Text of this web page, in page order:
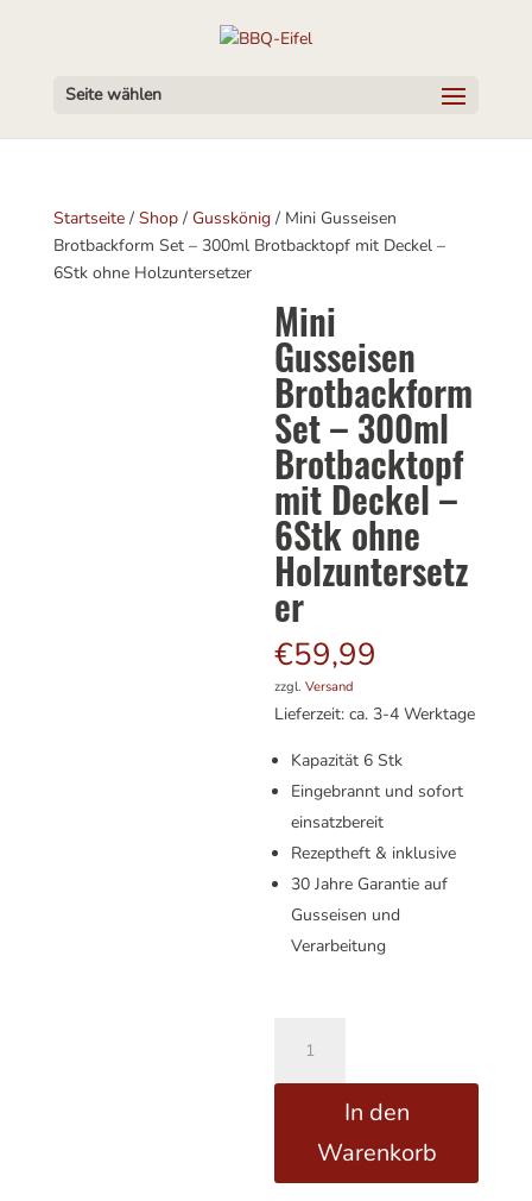
Seite wählen
Startseite/ Shop/ Gusskönig/ Mini Gusseisen
Brotbackform Set – 300ml Brotbacktopf mit Deckel –
6Stk ohne Holzuntersetzer
Mini
Gusseisen
Brotbackform
Set – 300ml
Brotbacktopf
mit Deckel –
6Stk ohne
Holzuntersetz
er
€59,99
zzgl.Versand
Lieferzeit: ca. 3-4 Werktage
Kapazität 6 Stk
Eingebrannt und sofort
einsatzbereit
Rezeptheft & inklusive
30 Jahre Garantie auf
Gusseisen und
Verarbeitung
Gusseisen
Brotbackform
In den
Warenkorb
t
e
n